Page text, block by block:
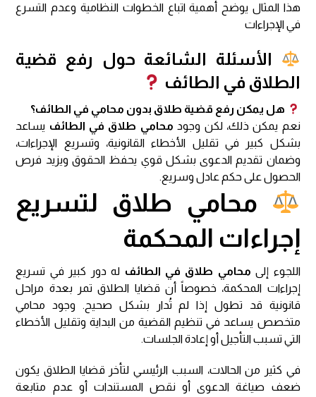
هذا المثال يوضح أهمية اتباع الخطوات النظامية وعدم التسرع
في الإجراءات
الأسئلة الشائعة حول رفع قضية
الطلاق في الطائف
هل يمكن رفع قضية طلاق بدون محامي في الطائف؟
نعم يمكن ذلك، لكن وجود محامي طلاق في الطائف يساعد
بشكل كبير في تقليل الأخطاء القانونية، وتسريع الإجراءات،
وضمان تقديم الدعوى بشكل قوي يحفظ الحقوق ويزيد فرص
الحصول على حكم عادل وسريع.
محامي طلاق لتسريع
إجراءات المحكمة
اللجوء إلى محامي طلاق في الطائف له دور كبير في تسريع
إجراءات المحكمة، خصوصاً أن قضايا الطلاق تمر بعدة مراحل
قانونية قد تطول إذا لم تُدار بشكل صحيح. وجود محامي
متخصص يساعد في تنظيم القضية من البداية وتقليل الأخطاء
التي تسبب التأجيل أو إعادة الجلسات.
في كثير من الحالات، السبب الرئيسي لتأخر قضايا الطلاق يكون
ضعف صياغة الدعوى أو نقص المستندات أو عدم متابعة